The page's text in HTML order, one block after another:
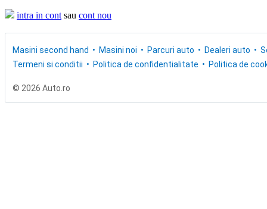
intra in cont sau cont nou
Masini second hand Masini noi Parcuri auto Dealeri auto
Termeni si conditii
Politica de confidentialitate Politica de
© 2026 Auto.ro